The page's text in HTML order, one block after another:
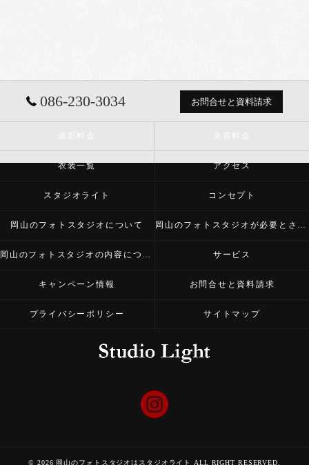
086-230-3034 お問合せと資料請求
衣装一覧 アクセス
スタジオライト コンセプト
岡山のフォトスタジオについて 岡山のフォトスタジオが必要とされる理由
岡山のフォトスタジオの内容について サービス
キャンペーン情報 お問合せと資料請求
プライバシーポリシー サイトマップ
© 2026 岡山のフォトスタジオはスタジオライト ALL RIGHT RESERVED.